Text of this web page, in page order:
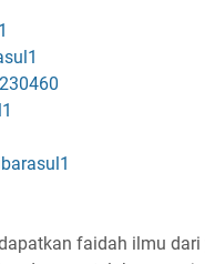
faidah ilmu